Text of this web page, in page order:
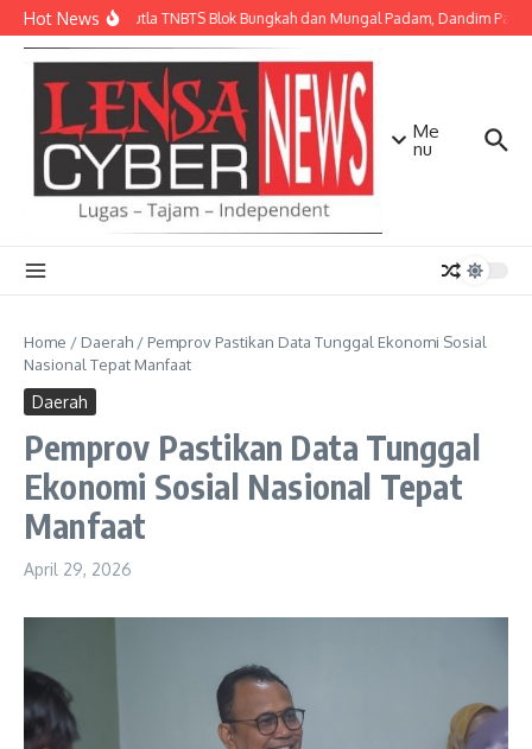
Lewati ke konten
Hot NewsApi Karhutla TNBTS Blok Bungkah dan Mungal Padam, Dandim
Me
nu
Home / Daerah / Pemprov Pastikan Data Tunggal Ekonomi Sosial
Nasional Tepat Manfaat
Daerah
Pemprov Pastikan Data Tunggal
Ekonomi Sosial Nasional Tepat
Manfaat
April 29, 2026